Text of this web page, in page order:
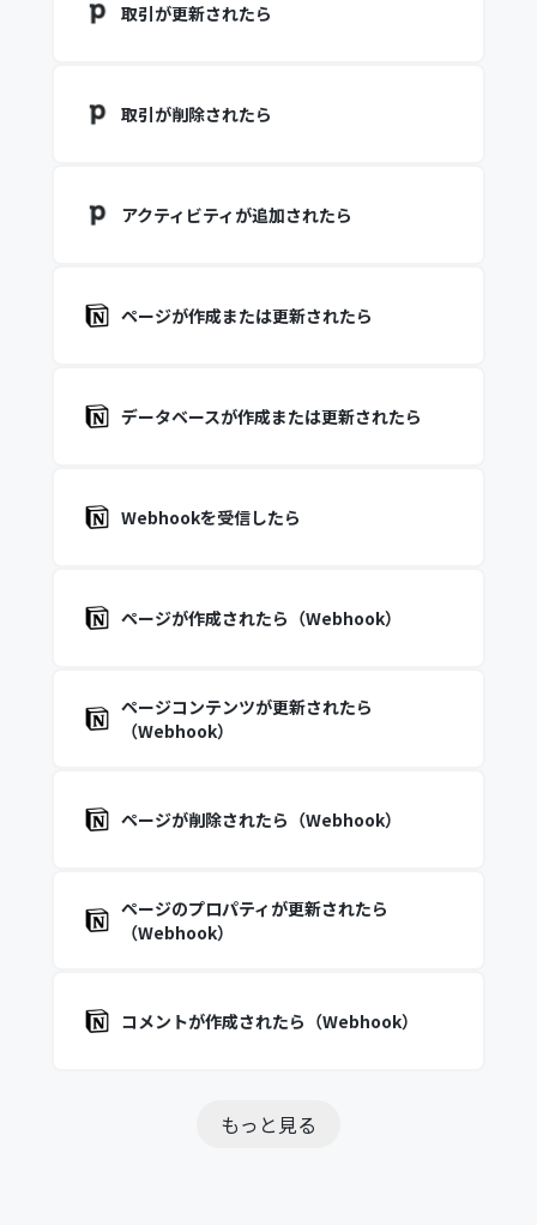
取引が更新されたら
取引が削除されたら
アクティビティが追加されたら
ページが作成または更新されたら
データベースが作成または更新されたら
Webhookを受信したら
ページが作成されたら（Webhook）
ページコンテンツが更新されたら
（Webhook）
ページが削除されたら（Webhook）
ページのプロパティが更新されたら
（Webhook）
コメントが作成されたら（Webhook）
もっと見る